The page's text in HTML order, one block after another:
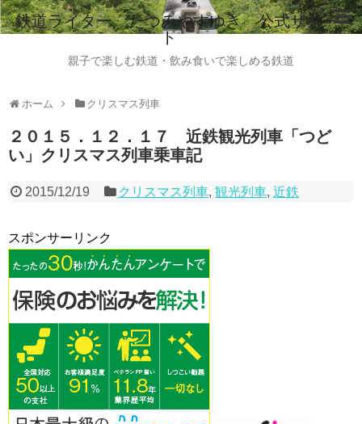
鉄道ライター たつみやすゆき 公式サイ
ト
親子で楽しむ鉄道・飲み食いで楽しめる鉄道
ホーム クリスマス列車
２０１５．１２．１７ 近鉄観光列車「つど
い」クリスマス列車乗車記
2015/12/19 クリスマス列車,観光列車,近鉄
スポンサーリンク
ご意見・ご感想・お問い合わせはこちらから
全国のビール列車情報（2015.8現在）